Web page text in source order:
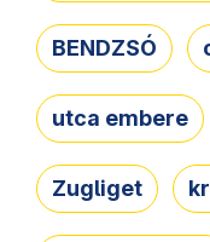
BENDZSÓ
utca embere
Zugliget